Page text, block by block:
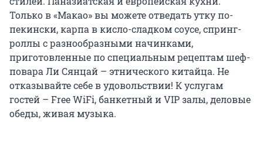
Только в «Макао» вы можете отведать утку по-
пекински, карпа в кисло-сладком соусе, спринг-
роллы с разнообразными начинками,
приготовленные по специальным рецептам шеф-
повара Ли Сянцай – этнического китайца. Не
отказывайте себе в удовольствии! К услугам
гостей – Free WiFi, банкетный и VIP залы, деловые
обеды, живая музыка.